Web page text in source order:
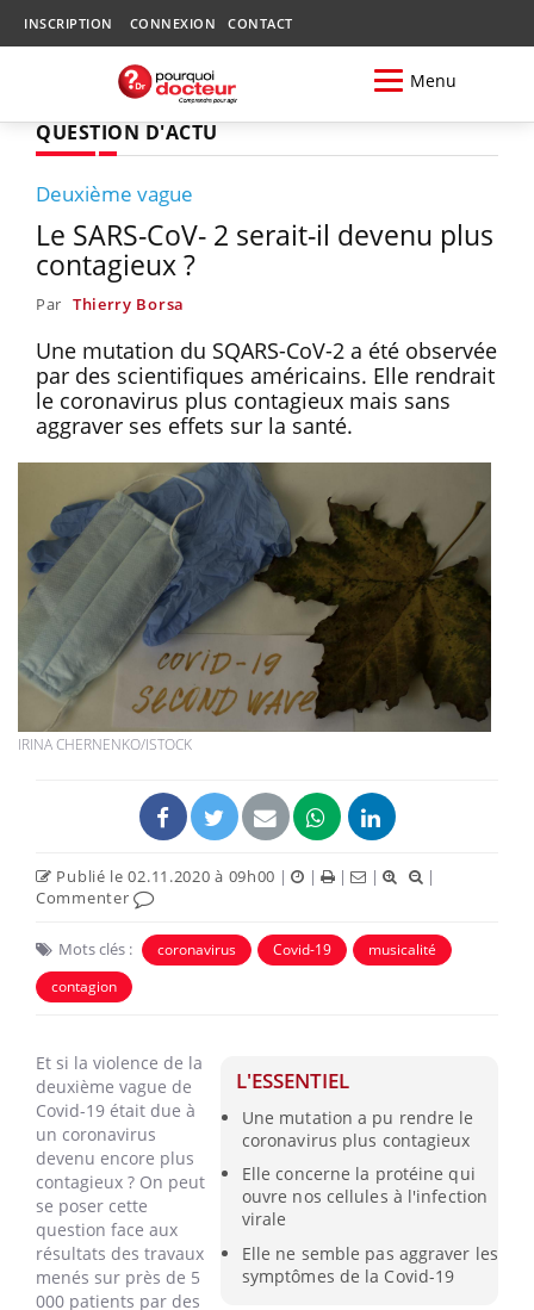
INSCRIPTION CONNEXION CONTACT
Menu
QUESTION D'ACTU
Deuxième vague
Le SARS-CoV- 2 serait-il devenu plus
contagieux ?
Par Thierry Borsa
Une mutation du SQARS-CoV-2 a été observée
par des scientifiques américains. Elle rendrait
le coronavirus plus contagieux mais sans
aggraver ses effets sur la santé.
IRINA CHERNENKO/ISTOCK
Publié le 02.11.2020 à 09h00 | | | |
|
Commenter
Mots clés : coronavirus Covid-19
musicalité
contagion
L'ESSENTIEL
Une mutation a pu rendre le
coronavirus plus contagieux
Elle concerne la protéine qui
ouvre nos cellules à l'infection
virale
Elle ne semble pas aggraver les
symptômes de la Covid-19
Et si la violence de la
deuxième vague de
Covid-19 était due à
un coronavirus
devenu encore plus
contagieux ? On peut
se poser cette
question face aux
résultats des travaux
menés sur près de 5
000 patients par des